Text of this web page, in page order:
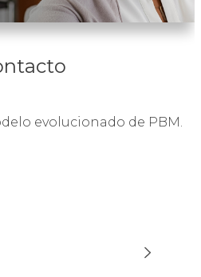
evolucionado de PBM.